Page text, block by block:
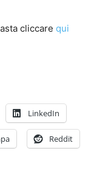
cliccare qui
LinkedIn
Reddit